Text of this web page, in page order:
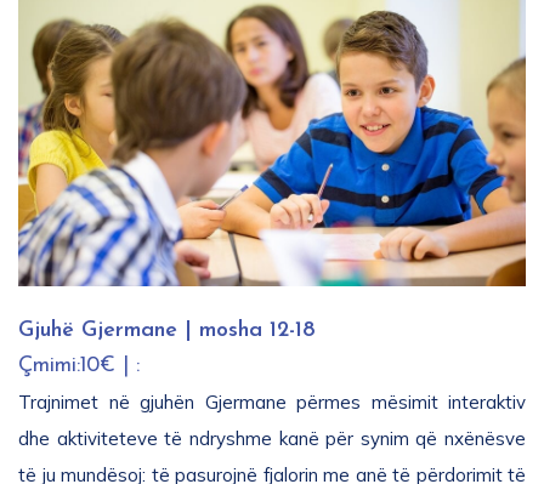
Gjuhë Gjermane | mosha 12-18
Çmimi:10€ | :
Trajnimet në gjuhën Gjermane përmes mësimit interaktiv
dhe aktiviteteve të ndryshme kanë për synim që nxënësve
të ju mundësoj: të pasurojnë fjalorin me anë të përdorimit të